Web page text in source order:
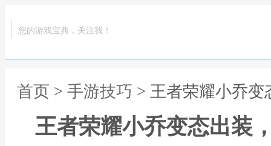
您的游戏宝典，关注我！
首页 > 手游技巧 > 王者荣耀小乔
王者荣耀小乔变态出装